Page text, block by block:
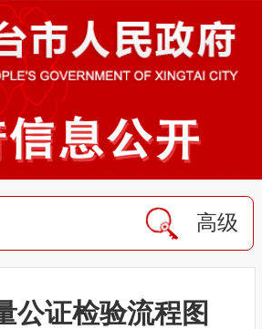
高级
公证检验流程图